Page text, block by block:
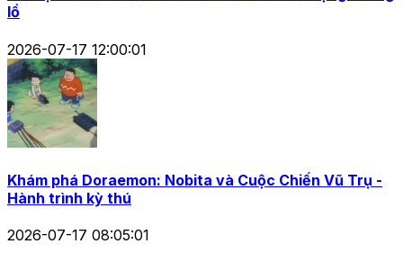
lồ
2026-07-17 12:00:01
Khám phá Doraemon: Nobita và Cuộc Chiến Vũ Trụ -
Hành trình kỳ thú
2026-07-17 08:05:01